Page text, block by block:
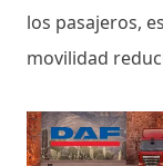
los pasajeros,
movilidad